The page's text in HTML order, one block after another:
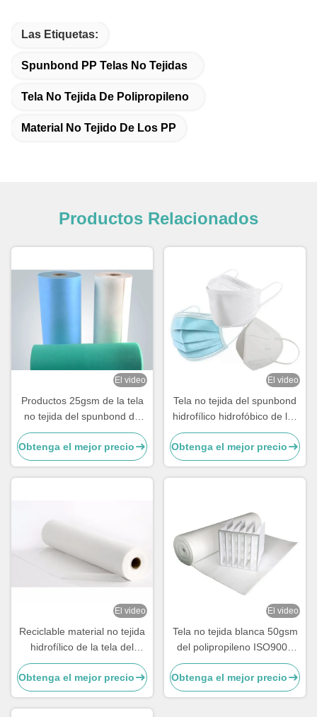
Las Etiquetas:
Spunbond PP Telas No Tejidas
Tela No Tejida De Polipropileno
Material No Tejido De Los PP
Productos Relacionados
El video
Productos 25gsm de la tela
no tejida del spunbond de
los PP para la máscara
quirúrgica
Obtenga el mejor precio
El video
Tela no tejida del spunbond
hidrofílico hidrofóbico de los
PP para las mascarillas 3ply
N95 KF94
Obtenga el mejor precio
El video
Reciclable material no tejida
hidrofílico de la tela del
super suave SSS para la
fabricación de los pañales
Obtenga el mejor precio
El video
Tela no tejida blanca 50gsm
del polipropileno ISO9001
F9 para los purificadores del
aire
Obtenga el mejor precio